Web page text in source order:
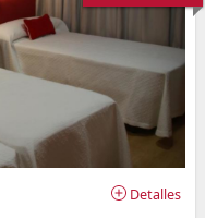
Detalles